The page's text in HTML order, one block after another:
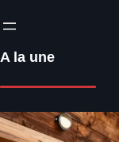
A la une